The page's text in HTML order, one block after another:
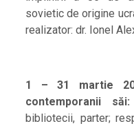
sovietic de origine
realizator: dr. Ionel
1 – 31 martie
contemporanii
bibliotecii, parter;